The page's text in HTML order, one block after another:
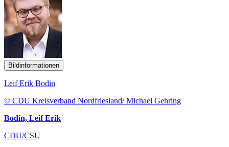
Bildinformationen
Leif Erik Bodin
© CDU Kreisverband Nordfriesland/ Michael Gehring
Bodin, Leif Erik
CDU/CSU